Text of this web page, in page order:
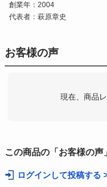
創業年：2004
代表者：萩原章史
お客様の声
現在、商品
この商品の「お客様の声
ログインして投稿する